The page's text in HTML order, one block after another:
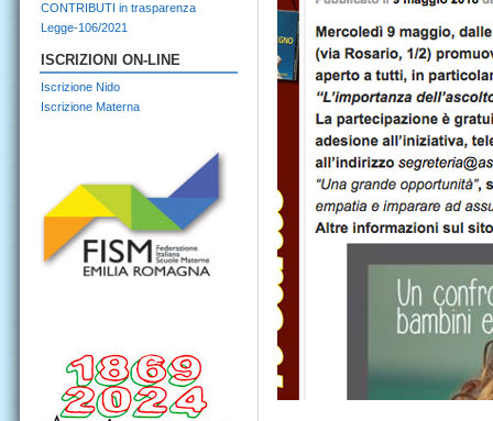
CONTRIBUTI in trasparenza
Legge-106/2021
ISCRIZIONI ON-LINE
Iscrizione Nido
Iscrizione Materna